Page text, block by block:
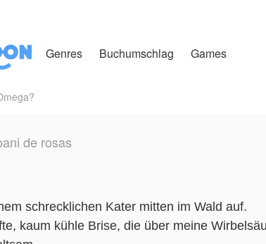
Genres Buchumschlag Games
de rosas
schrecklichen Kater mitten im Wald auf.
kaum kühle Brise, die über meine